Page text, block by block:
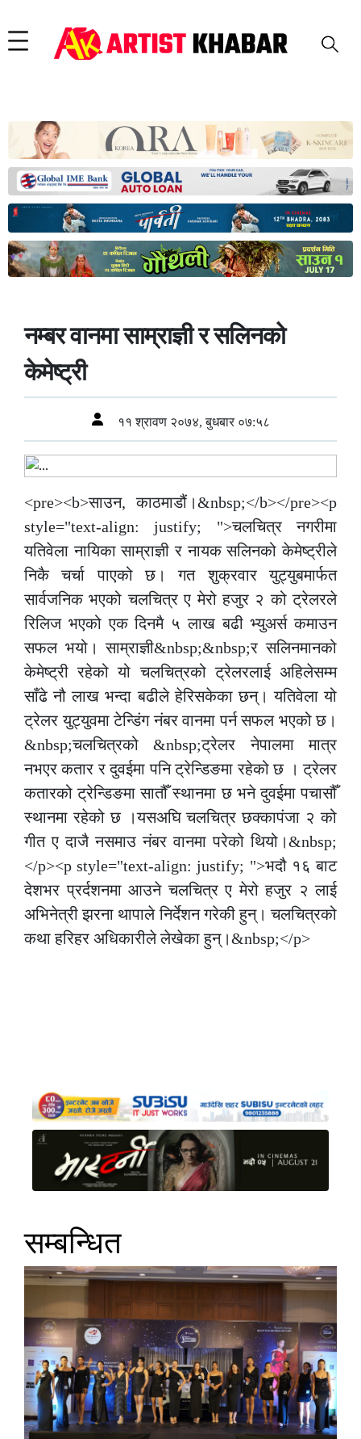
नम्बर वानमा साम्राज्ञी र सलिनको
केमेष्ट्री
११ श्रावण २०७४, बुधबार ०७:५८
<pre><b>साउन, काठमाडौं।&nbsp;</b></pre><p
style="text-align: justify; ">चलचित्र नगरीमा
यतिवेला नायिका साम्राज्ञी र नायक सलिनको केमेष्ट्रीले
निकै चर्चा पाएको छ। गत शुक्रवार युट्युबमार्फत
सार्वजनिक भएको चलचित्र ए मेरो हजुर २ को ट्रेलरले
रिलिज भएको एक दिनमै ५ लाख बढी भ्युअर्स कमाउन
सफल भयो। साम्राज्ञी&nbsp;&nbsp;र सलिनमानको
केमेष्ट्री रहेको यो चलचित्रको ट्रेलरलाई अहिलेसम्म
साँढे नौ लाख भन्दा बढीले हेरिसकेका छन्। यतिवेला यो
ट्रेलर युट्युवमा टेन्डिंग नंबर वानमा पर्न सफल भएको छ।
&nbsp;चलचित्रको &nbsp;ट्रेलर नेपालमा मात्र
नभएर कतार र दुवईमा पनि ट्रेन्डिङमा रहेको छ । ट्रेलर
कतारको ट्रेन्डिङमा सातौँ स्थानमा छ भने दुवईमा पचासौँ
स्थानमा रहेको छ ।यसअघि चलचित्र छक्कापंजा २ को
गीत ए दाजै नसमाउ नंबर वानमा परेको थियो।&nbsp;
</p><p style="text-align: justify; ">भदौ १६ बाट
देशभर प्रर्दशनमा आउने चलचित्र ए मेरो हजुर २ लाई
अभिनेत्री झरना थापाले निर्देशन गरेकी हुन्। चलचित्रको
कथा हरिहर अधिकारीले लेखेका हुन्।&nbsp;</p>
सम्बन्धित